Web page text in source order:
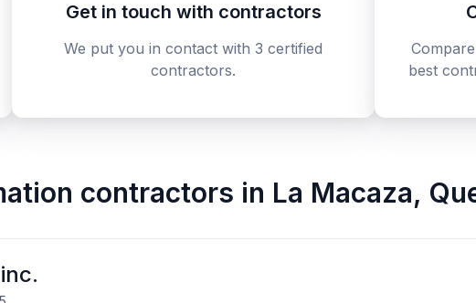
Get in touch with contractors
We put you in contact with 3 certified
contractors.
best
contractors in La Macaza,